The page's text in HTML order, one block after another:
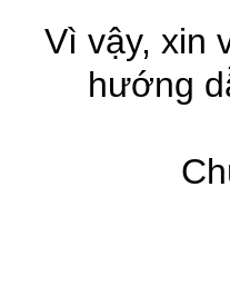
Vì vậy, xin
hướng